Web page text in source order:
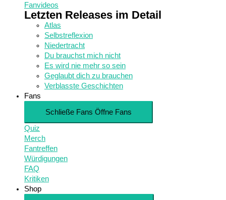
Fanvideos
Letzten Releases im Detail
Atlas
Selbstreflexion
Niedertracht
Du brauchst mich nicht
Es wird nie mehr so sein
Geglaubt dich zu brauchen
Verblasste Geschichten
Fans
Schließe Fans Öffne Fans
Quiz
Merch
Fantreffen
Würdigungen
FAQ
Kritiken
Shop